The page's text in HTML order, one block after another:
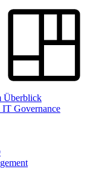
Überblick
Governance